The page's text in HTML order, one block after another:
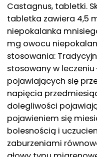
Castagnus, tabletki.
tabletka zawiera 4,5
niepokalanka
mg owocu
stosowania:
stosowany w
pojawiających się
napięcia
dolegliwości
pojawieniem się
bolesnością i
zaburzeniami